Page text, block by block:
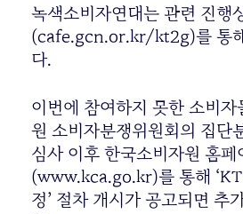
녹색소비자연대는 관련 진행
(cafe.gcn.or.kr/kt2g)를 통
다.
이번에 참여하지 못한 소비
원 소비자분쟁위원회의 집단
심사 이후 한국소비자원 홈페
(www.kca.go.kr)를 통해
정’ 절차 개시가 공고되면 추